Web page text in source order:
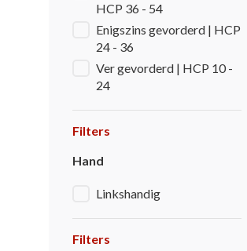
HCP 36 - 54
Enigszins gevorderd | HCP
24 - 36
Ver gevorderd | HCP 10 -
24
Filters
Hand
Linkshandig
Filters